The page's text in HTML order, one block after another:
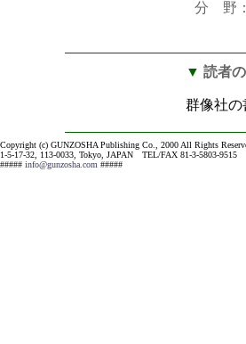
分 野：
▼ 読者
群像社の
Copyright (c) GUNZOSHA Publishing Co., 2000 All Rights
1-5-17-32, 113-0033, Tokyo, JAPAN TEL/FAX 81-3-5803-9515
##### info@gunzosha.com #####